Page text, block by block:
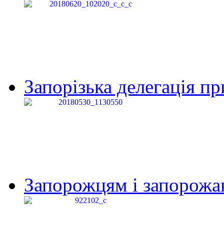
Запорізька делегація
Запорожцям і